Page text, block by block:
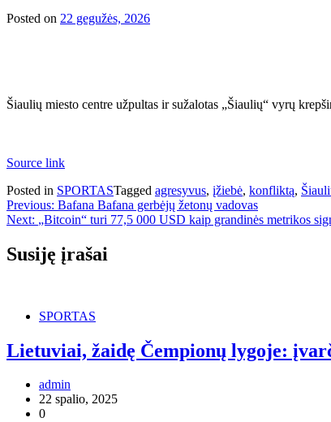
Posted on 22 gegužės, 2026
Šiaulių miesto centre užpultas ir sužalotas „Šiaulių“ vyrų
Source link
Posted in SPORTASTagged agresyvus, įžiebė, konfliktą,
Navigacija
tarp
įrašų
Previous: Bafana Bafana gerbėjų žetonų vadovas
Next: „Bitcoin“ turi 77,5 000 USD kaip grandinės metrikos
Susiję įrašai
SPORTAS
Lietuviai, žaidę Čempionų lygoje:
admin
22 spalio, 2025
0